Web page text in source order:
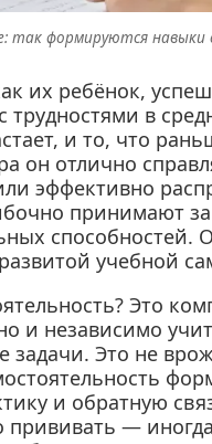
так формируются навыки
их ребёнок,
трудностями в
и то, что
он отлично
эффективно
принимают
способностей.
учебной
Это
и независимо
Это не
и обратную
—